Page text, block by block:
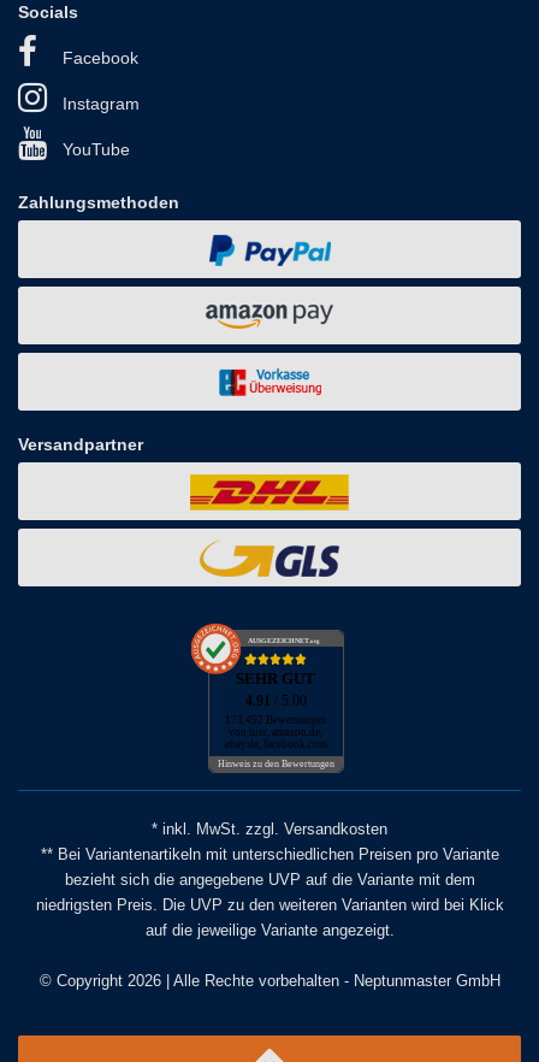
Socials
Facebook
Instagram
YouTube
Zahlungsmethoden
Versandpartner
AUSGEZEICHNET.org
SEHR GUT
4.91 / 5.00
173.452 Bewertungen
von hier, amazon.de,
ebay.de, facebook.com
Hinweis zu den Bewertungen
* inkl. MwSt. zzgl. Versandkosten
** Bei Variantenartikeln mit unterschiedlichen Preisen pro Variante
bezieht sich die angegebene UVP auf die Variante mit dem
niedrigsten Preis. Die UVP zu den weiteren Varianten wird bei Klick
auf die jeweilige Variante angezeigt.
© Copyright 2026 | Alle Rechte vorbehalten - Neptunmaster GmbH